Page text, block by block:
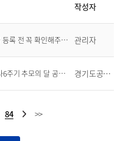
작성자
[필독] 공익단체소식 게시글 등록 전 꼭 확인해주세요! 관리자
[경기][4.16연대]세월호 참사6주기 추모의 달 공동행동(4/16) 경기도공익활동지원센터
84 >>